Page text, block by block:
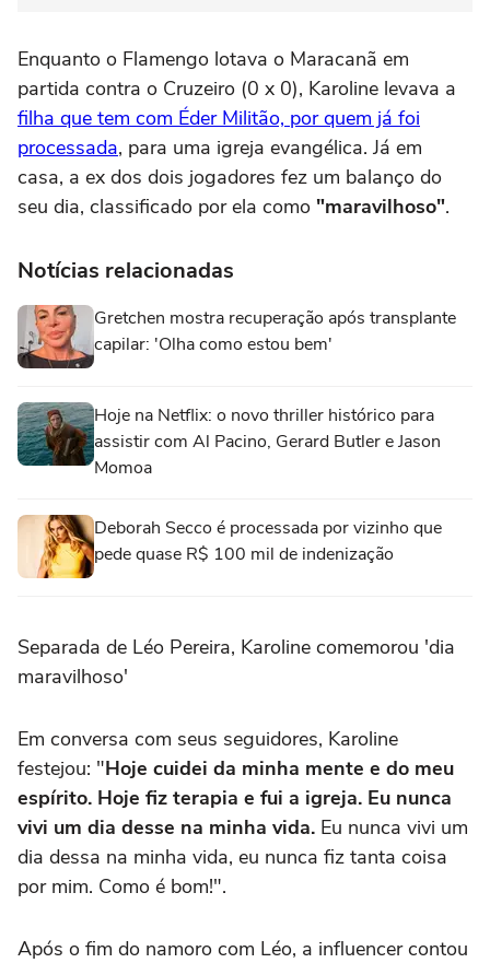
Enquanto o Flamengo lotava o Maracanã em
partida contra o Cruzeiro (0 x 0), Karoline levava a
filha que tem com Éder Militão, por quem já foi
processada, para uma igreja evangélica. Já em
casa, a ex dos dois jogadores fez um balanço do
seu dia, classificado por ela como "maravilhoso".
Notícias relacionadas
Gretchen mostra recuperação após transplante
capilar: 'Olha como estou bem'
Hoje na Netflix: o novo thriller histórico para
assistir com Al Pacino, Gerard Butler e Jason
Momoa
Deborah Secco é processada por vizinho que
pede quase R$ 100 mil de indenização
Separada de Léo Pereira, Karoline comemorou 'dia
maravilhoso'
Em conversa com seus seguidores, Karoline
festejou: "Hoje cuidei da minha mente e do meu
espírito. Hoje fiz terapia e fui a igreja. Eu nunca
vivi um dia desse na minha vida. Eu nunca vivi um
dia dessa na minha vida, eu nunca fiz tanta coisa
por mim. Como é bom!".
Após o fim do namoro com Léo, a influencer contou